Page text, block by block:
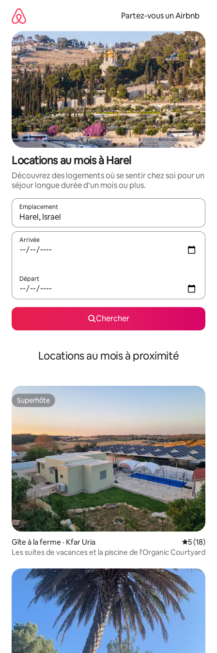
directement
contenu
Partez-vous un Airbnb
Locations au mois à Harel
Découvrez des logements où se sentir chez soi pour un
séjour longue durée d’un mois ou plus.
Emplacement
Quand les résultats sont affichés, parcourez-les en utilisant
Arrivée
Départ
Chercher
Locations au mois à proximité
Superhôte
Superhôte
Gîte à la ferme · Kfar Uria Note
5 (18)
Les suites de vacances et la piscine de l'Organic Courtyard